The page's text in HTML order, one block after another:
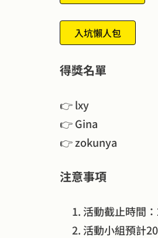
入坑懶人包
得獎名單
👉 lxy
👉 Gina
👉 zokunya
注意事項
活動截止時間
活動小組預計